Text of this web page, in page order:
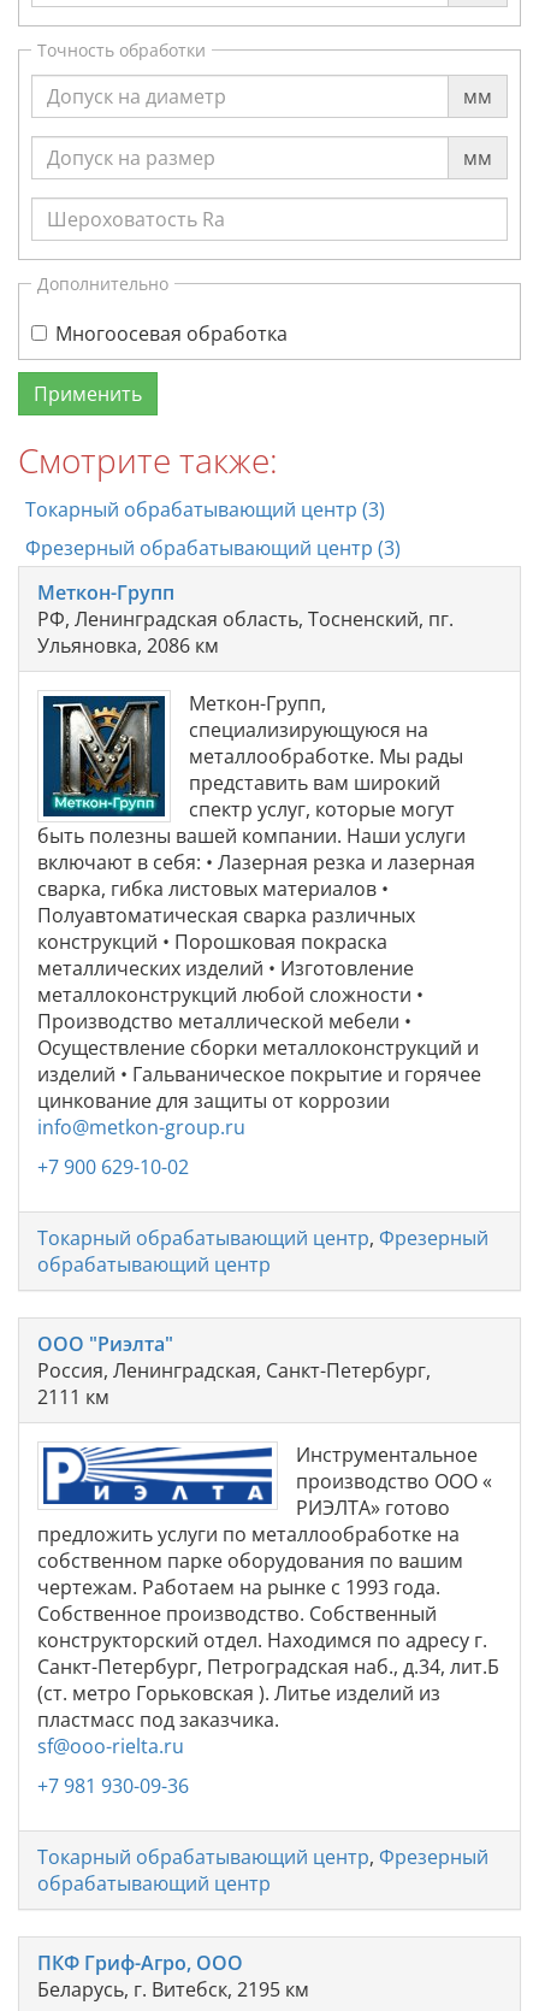
Точность обработки
мм
мм
Дополнительно
Многоосевая обработка
Смотрите также:
Токарный обрабатывающий центр (3)
Фрезерный обрабатывающий центр (3)
Меткон-Групп
РФ, Ленинградская область, Тосненский, пг.
Ульяновка, 2086 км
Меткон-Групп,
специализирующуюся на
металлообработке. Мы рады
представить вам широкий
спектр услуг, которые могут
быть полезны вашей компании. Наши услуги
включают в себя: • Лазерная резка и лазерная
сварка, гибка листовых материалов •
Полуавтоматическая сварка различных
конструкций • Порошковая покраска
металлических изделий • Изготовление
металлоконструкций любой сложности •
Производство металлической мебели •
Осуществление сборки металлоконструкций и
изделий • Гальваническое покрытие и горячее
цинкование для защиты от коррозии
info@metkon-group.ru
+7 900 629-10-02
Токарный обрабатывающий центр, Фрезерный
обрабатывающий центр
ООО "Риэлта"
Россия, Ленинградская, Санкт-Петербург,
2111 км
Инструментальное
производство ООО «
РИЭЛТА» готово
предложить услуги по металлообработке на
собственном парке оборудования по вашим
чертежам. Работаем на рынке с 1993 года.
Собственное производство. Собственный
конструкторский отдел. Находимся по адресу г.
Санкт-Петербург, Петроградская наб., д.34, лит.Б
(ст. метро Горьковская ). Литье изделий из
пластмасс под заказчика.
sf@ooo-rielta.ru
+7 981 930-09-36
Токарный обрабатывающий центр, Фрезерный
обрабатывающий центр
ПКФ Гриф-Агро, ООО
Беларусь, г. Витебск, 2195 км